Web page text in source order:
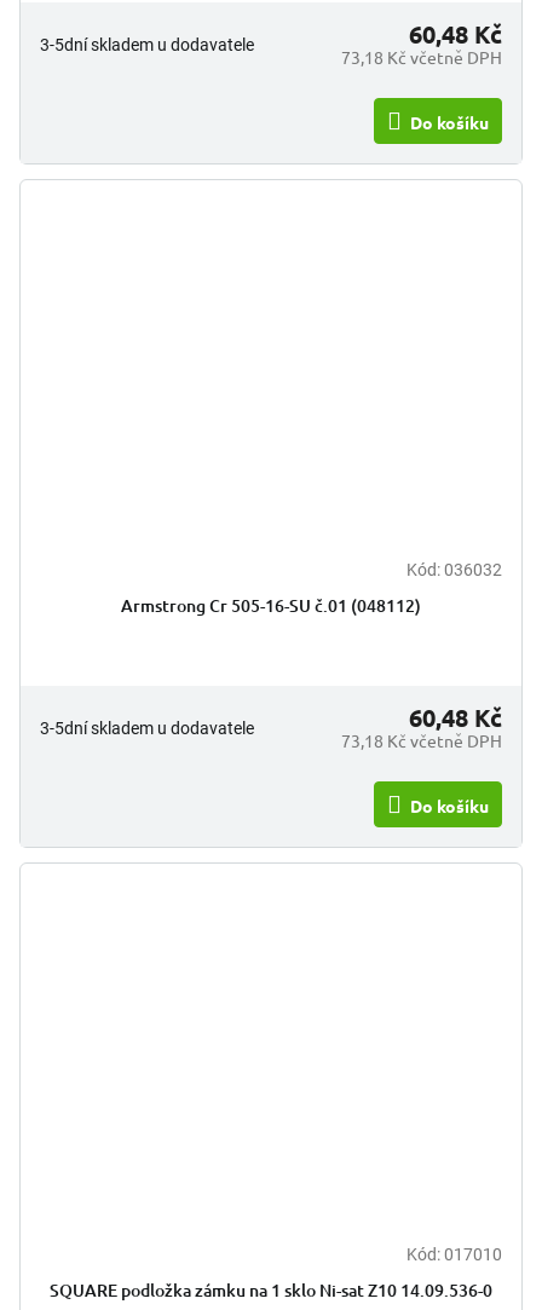
3-5dní skladem u dodavatele
73,18 Kč včetně DPH
60,48 Kč
Do košíku
Kód:036032
Armstrong Cr 505-16-SU č.01 (048112)
3-5dní skladem u dodavatele
73,18 Kč včetně DPH
60,48 Kč
Do košíku
Kód:017010
SQUARE podložka zámku na 1 sklo Ni-sat Z10 14.09.536-0